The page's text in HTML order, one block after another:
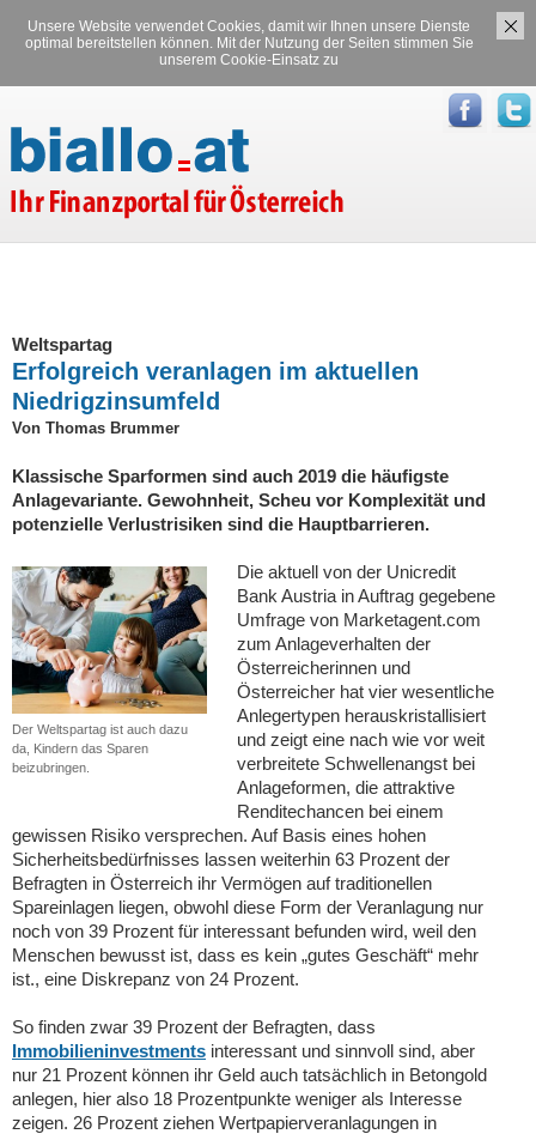
Unsere Website verwendet Cookies, damit wir Ihnen unsere Dienste
optimal bereitstellen können. Mit der Nutzung der Seiten stimmen Sie
unserem Cookie-Einsatz zu
Versicherungen Stromvergleich
Weltspartag
Erfolgreich veranlagen im aktuellen
Niedrigzinsumfeld
Von Thomas Brummer
Klassische Sparformen sind auch 2019 die häufigste
Anlagevariante. Gewohnheit, Scheu vor Komplexität und
potenzielle Verlustrisiken sind die Hauptbarrieren.
Der Weltspartag ist auch dazu
da, Kindern das Sparen
beizubringen.
Die aktuell von der Unicredit
Bank Austria in Auftrag gegebene
Umfrage von Marketagent.com
zum Anlageverhalten der
Österreicherinnen und
Österreicher hat vier wesentliche
Anlegertypen herauskristallisiert
und zeigt eine nach wie vor weit
verbreitete Schwellenangst bei
Anlageformen, die attraktive
Renditechancen bei einem
gewissen Risiko versprechen. Auf Basis eines hohen
Sicherheitsbedürfnisses lassen weiterhin 63 Prozent der
Befragten in Österreich ihr Vermögen auf traditionellen
Spareinlagen liegen, obwohl diese Form der Veranlagung nur
noch von 39 Prozent für interessant befunden wird, weil den
Menschen bewusst ist, dass es kein „gutes Geschäft“ mehr
ist., eine Diskrepanz von 24 Prozent.
So finden zwar 39 Prozent der Befragten, dass
Immobilieninvestments interessant und sinnvoll sind, aber
nur 21 Prozent können ihr Geld auch tatsächlich in Betongold
anlegen, hier also 18 Prozentpunkte weniger als Interesse
zeigen. 26 Prozent ziehen Wertpapierveranlagungen in